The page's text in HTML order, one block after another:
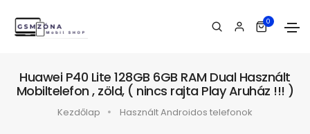
0
Huawei P40 Lite 128GB 6GB RAM Dual Használt
Mobiltelefon , zöld, ( nincs rajta Play Aruház !!! )
Kezdőlap Használt Androidos telefonok